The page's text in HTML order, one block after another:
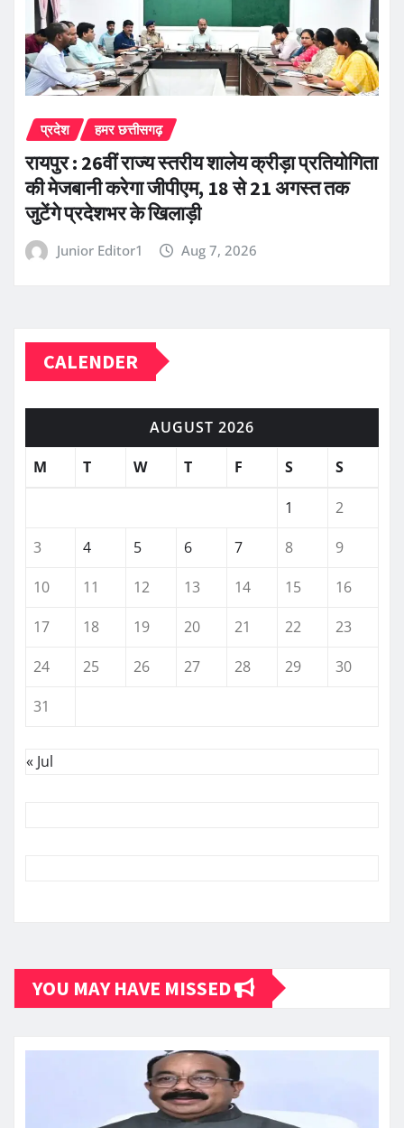
प्रदेश हमर छत्तीसगढ़
रायपुर : 26वीं राज्य स्तरीय शालेय क्रीड़ा प्रतियोगिता
की मेजबानी करेगा जीपीएम, 18 से 21 अगस्त तक
जुटेंगे प्रदेशभर के खिलाड़ी
Junior Editor1 Aug 7, 2026
CALENDER
AUGUST 2026
M
T W T F S S
1
2
3
4 5 6 7 8
9
10
11 12 13 14 15
16
17
18 19 20 21 22
23
24
25 26 27 28 29
30
31
« Jul
YOU MAY HAVE MISSED